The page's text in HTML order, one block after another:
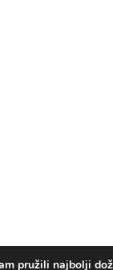
pružili najbolji